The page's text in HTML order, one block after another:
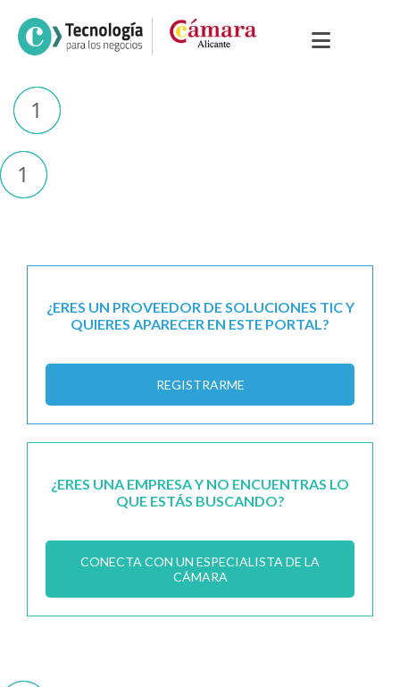
¿ERES UN PROVEEDOR DE SOLUCIONES TIC Y
QUIERES APARECER EN ESTE PORTAL?
REGISTRARME
¿ERES UNA EMPRESA Y NO ENCUENTRAS LO
QUE ESTÁS BUSCANDO?
CONECTA CON UN ESPECIALISTA DE LA
CÁMARA